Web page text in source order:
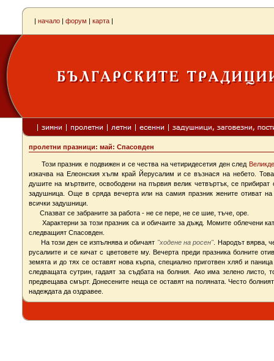
| начало | форум | карта |
пролетни празници: май: Спасовден
Този празник е подвижен и се чества на четиридесетия ден след
изкачва на Елеонския хълм край Йерусалим и се възнася на небето.
душите на мъртвите, освободени на първия велик четвъртък, се
задушница. Още в сряда вечерта или на самия празник жените отиват
всички задушници.
Спазват се забраните за работа - не се пере, не се шие, тъче, оре.
Характерни за този празник са и обичаите за дъжд. Момите облечени
следващият Спасовден.
На този ден се изпълнява и обичаят "ходене на росен". Народът вярва,
русалиите и се кичат с цветовете му. Вечерта преди празника болните
земята и до тях се оставят нова кърпа, специално приготвен хляб и
следващата сутрин, гадаят за съдбата на болния. Ако има зелено
предвещава смърт. Донесените неща се оставят на поляната. Често
надеждата да оздравее.